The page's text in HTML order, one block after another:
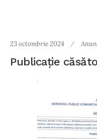
23 octombrie 2024
Publicație